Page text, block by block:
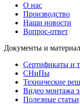
О нас
Производство
Наши новости
Вопрос-ответ
Документы и
Сертификаты и
СНиПы
Технические
Видео монтажа
Полезные статьи